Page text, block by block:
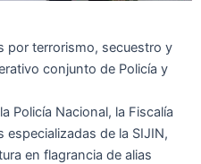
por terrorismo, secuestro y
conjunto de Policía y
Policía Nacional, la Fiscalía
especializadas de la SIJIN,
en flagrancia de alias